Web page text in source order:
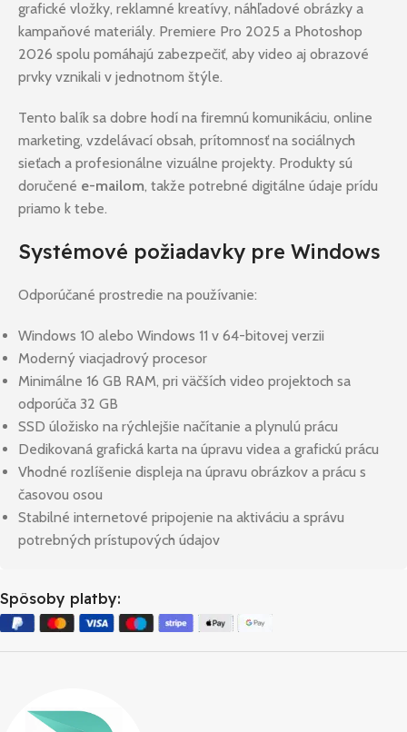
grafické vložky, reklamné kreatívy, náhľadové obrázky a
kampaňové materiály. Premiere Pro 2025 a Photoshop
2026 spolu pomáhajú zabezpečiť, aby video aj obrazové
prvky vznikali v jednotnom štýle.
Tento balík sa dobre hodí na firemnú komunikáciu, online
marketing, vzdelávací obsah, prítomnosť na sociálnych
sieťach a profesionálne vizuálne projekty. Produkty sú
doručené e-mailom, takže potrebné digitálne údaje prídu
priamo k tebe.
Systémové požiadavky pre Windows
Odporúčané prostredie na používanie:
Windows 10 alebo Windows 11 v 64-bitovej verzii
Moderný viacjadrový procesor
Minimálne 16 GB RAM, pri väčších video projektoch sa
odporúča 32 GB
SSD úložisko na rýchlejšie načítanie a plynulú prácu
Dedikovaná grafická karta na úpravu videa a grafickú prácu
Vhodné rozlíšenie displeja na úpravu obrázkov a prácu s
časovou osou
Stabilné internetové pripojenie na aktiváciu a správu
potrebných prístupových údajov
Spôsoby platby: